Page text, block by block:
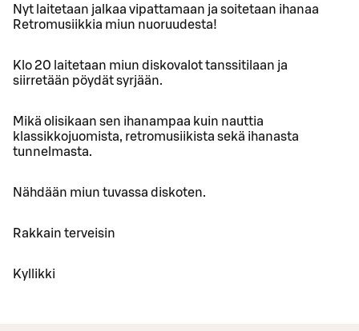
Nyt laitetaan jalkaa vipattamaan ja soitetaan ihanaa
Retromusiikkia miun nuoruudesta!
Klo 20 laitetaan miun diskovalot tanssitilaan ja
siirretään pöydät syrjään.
Mikä olisikaan sen ihanampaa kuin nauttia
klassikkojuomista, retromusiikista sekä ihanasta
tunnelmasta.
Nähdään miun tuvassa diskoten.
Rakkain terveisin
Kyllikki